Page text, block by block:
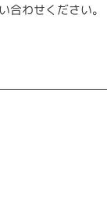
わせください。